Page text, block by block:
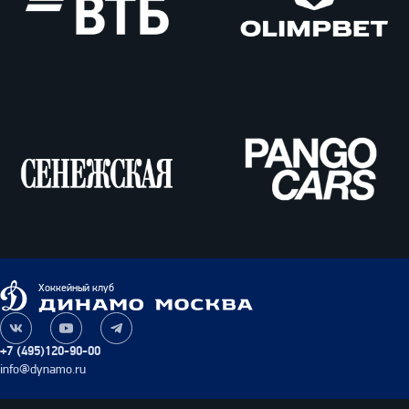
Cars
Динамо
Москва
Хоккейный клуб
+7 (495)120-90-00
info@dynamo.ru
Наша
группа
ВКонтакте
Наш
канал
на
Наш
канал